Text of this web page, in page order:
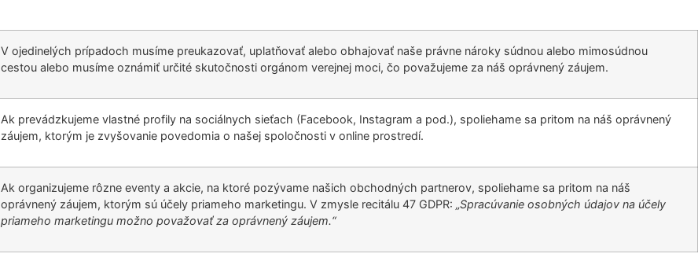
V ojedinelých prípadoch musíme preukazovať, uplatňovať alebo obhajovať naše právne nároky súdnou alebo mimosúdnou
cestou alebo musíme oznámiť určité skutočnosti orgánom verejnej moci, čo považujeme za náš oprávnený záujem.
Ak prevádzkujeme vlastné profily na sociálnych sieťach (Facebook, Instagram a pod.), spoliehame sa pritom na náš oprávnený
záujem, ktorým je zvyšovanie povedomia o našej spoločnosti v online prostredí.
Ak organizujeme rôzne eventy a akcie, na ktoré pozývame našich obchodných partnerov, spoliehame sa pritom na náš
oprávnený záujem, ktorým sú účely priameho marketingu. V zmysle recitálu 47 GDPR: „Spracúvanie osobných údajov na účely
priameho marketingu možno považovať za oprávnený záujem.“